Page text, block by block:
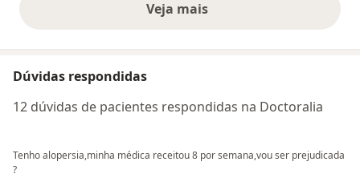
Veja maisopiniões acima
Dúvidas respondidas
12 dúvidas de pacientes respondidas na Doctoralia
Tenho alopersia,minha médica receitou 8 por semana,vou ser prejudicada
?